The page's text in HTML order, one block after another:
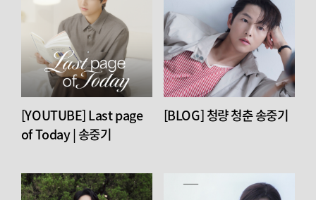
[YOUTUBE] Last page
of Today | 송중기
[BLOG] 청량 청춘 송중기